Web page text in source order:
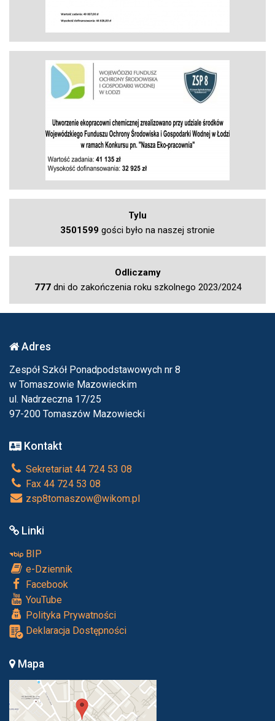
Tylu
3501599 gości było na naszej stronie
Odliczamy
777dni do zakończenia roku szkolnego 2023/2024
Adres
Zespół Szkół Ponadpodstawowych nr 8
w Tomaszowie Mazowieckim
ul. Nadrzeczna 17/25
97-200 Tomaszów Mazowiecki
Kontakt
Sekretariat 44 724 53 08
Fax 44 724 53 08
zsp8tomaszow@wikom.pl
Linki
BIP
e-Dziennik
Facebook
YouTube
Polityka Prywatności
Deklaracja Dostępności
Mapa